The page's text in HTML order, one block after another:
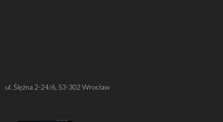
ul. Ślężna 2-24/6, 53-302 Wrocław